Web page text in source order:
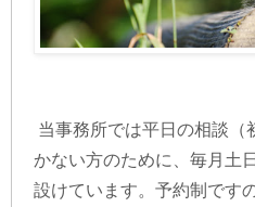
当事務所では平日の相談（
かない方のために、毎月土
設けています。予約制です